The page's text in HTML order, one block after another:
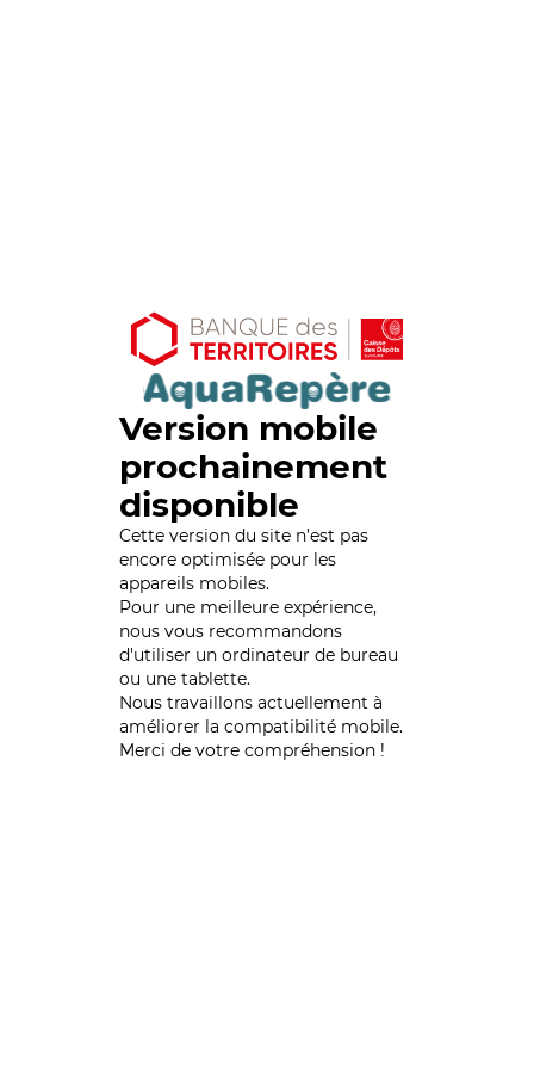
Version mobile
prochainement
disponible
Cette version du site n’est pas
encore optimisée pour les
appareils mobiles.
Pour une meilleure expérience,
nous vous recommandons
d'utiliser un ordinateur de bureau
ou une tablette.
Nous travaillons actuellement à
améliorer la compatibilité mobile.
Merci de votre compréhension !